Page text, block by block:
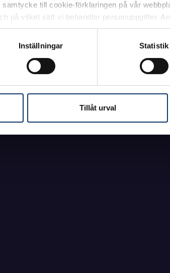
samtycke till cookie-förklaringen på vår
på vilket sätt vi behandlar personuppgifter.
Du kan även själv ändra ditt
Inställningar Statistik
Tillåt urval
torsdag: 13-15
och fredag: 9-11